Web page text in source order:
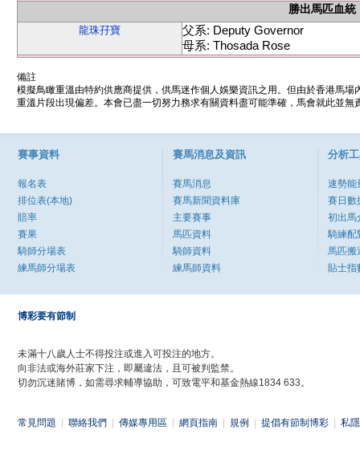
勝出馬匹血統
龍珠孖寶
父系: Deputy Governor
母系: Thosada Rose
備註
模擬鳥瞰重溫由特約供應商提供，供馬迷作個人娛樂資訊之用。但由於香港馬
重溫片段出現偏差。本會已盡一切努力務求有關資料盡可能準確，馬會就此並
賽事資料
報名表
排位表(本地)
賠率
賽果
騎師分場表
練馬師分場表
賽馬消息及資訊
賽馬消息
賽馬新聞資料庫
主要賽事
馬匹資料
騎師資料
練馬師資料
分析
速勢能
賽日數
初出馬
騎練配
馬匹搬
貼士指
博彩要有節制
未滿十八歲人士不得投注或進入可投注的地方。
向非法或海外莊家下注，即屬違法，且可被判監禁。
切勿沉迷賭博，如需尋求輔導協助，可致電平和基金熱線1834 633。
常見問題 聯絡我們 傳媒專用區 網頁指南 規例 提倡有節制博彩 私